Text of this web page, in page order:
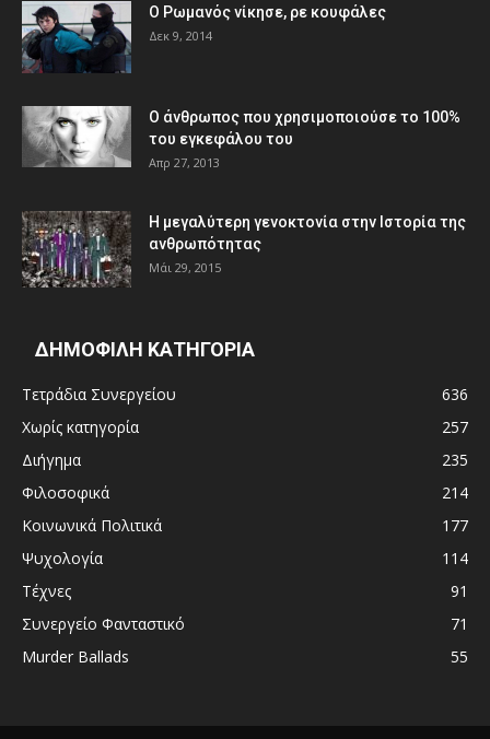
Ο Ρωμανός νίκησε, ρε κουφάλες
Δεκ 9, 2014
Ο άνθρωπος που χρησιμοποιούσε το 100%
του εγκεφάλου του
Απρ 27, 2013
Η μεγαλύτερη γενοκτονία στην Ιστορία της
ανθρωπότητας
Μάι 29, 2015
ΔΗΜΟΦΙΛΗ ΚΑΤΗΓΟΡΙΑ
Τετράδια Συνεργείου
636
Χωρίς κατηγορία
257
Διήγημα
235
Φιλοσοφικά
214
Κοινωνικά Πολιτικά
177
Ψυχολογία
114
Τέχνες
91
Συνεργείο Φανταστικό
71
Murder Ballads
55